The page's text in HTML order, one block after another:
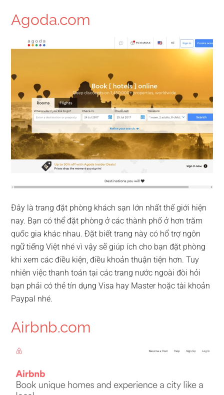
Agoda.com
Đây là trang đặt phòng khách sạn lớn nhất thế giới hiện
nay. Bạn có thể đặt phòng ở các thành phố ở hơn trăm
quốc gia khác nhau. Đặt biết trang này có hổ trợ ngôn
ngữ tiếng Việt nhé vì vậy sẽ giúp ích cho bạn đặt phòng
khi xem các điều kiện, điều khoản thuận tiện hơn. Tuy
nhiên việc thanh toán tại các trang nước ngoài đòi hỏi
bạn phải có thẻ tín dụng Visa hay Master hoặc tài khoản
Paypal nhé.
Airbnb.com